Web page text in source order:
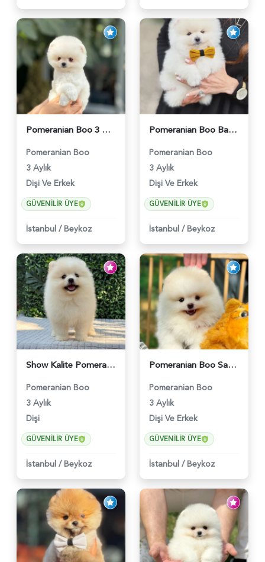
Pomeranian Boo 3 Aylık Bebişlerimiz - 6037
Pomeranian Boo
3 Aylık
Dişi Ve Erkek
GÜVENILIR ÜYE
İstanbul / Beykoz
Pomeranian Boo Baby Face Yavrularımız - 6023
Pomeranian Boo
3 Aylık
Dişi Ve Erkek
GÜVENILIR ÜYE
İstanbul / Beykoz
Show Kalite Pomeranian Boo Yavrusu | Teddy Face | Sağlık Garantili - 6175
Pomeranian Boo
3 Aylık
Dişi
GÜVENILIR ÜYE
İstanbul / Beykoz
Pomeranian Boo Safkan Yavrularımız - 6031
Pomeranian Boo
3 Aylık
Dişi Ve Erkek
GÜVENILIR ÜYE
İstanbul / Beykoz